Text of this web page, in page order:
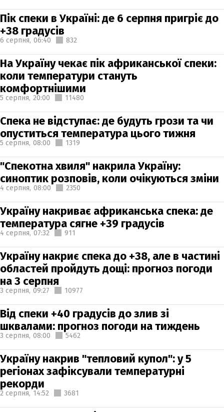
Пік спеки в Україні: де 6 серпня пригріє до
+38 градусів
6 серпня, 06:40 832
На Україну чекає пік африканської спеки:
коли температури стануть
комфортнішими
5 серпня, 20:00 11480
Спека не відступає: де будуть грози та чи
опуститься температура цього тижня
5 серпня, 08:00 1319
"Спекотна хвиля" накрила Україну:
синоптик розповів, коли очікуються зміни
4 серпня, 08:00 2350
Україну накриває африканська спека: де
температура сягне +39 градусів
4 серпня, 07:32 911
Україну накриє спека до +38, але в частині
областей пройдуть дощі: прогноз погоди
на 3 серпня
3 серпня, 09:27 10977
Від спеки +40 градусів до злив зі
шквалами: прогноз погоди на тиждень
3 серпня, 08:00 5462
Україну накрив "тепловий купол": у 5
регіонах зафіксували температурні
рекорди
2 серпня, 14:52 3681